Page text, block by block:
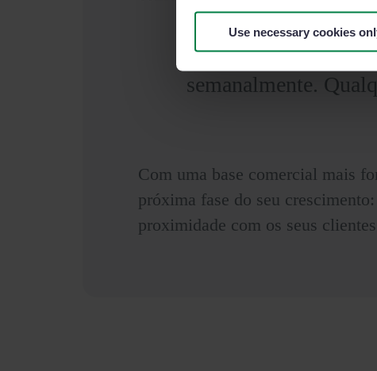
Use necessary cookies
“Dá-nos
semanalmente.
Com uma base comercial mais
próxima fase do seu
proximidade com os seus